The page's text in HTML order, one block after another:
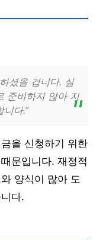
셨을 겁니다. 실
준비하지 않아 지
니다.”
을 신청하기 위한
문입니다. 재정적
양식이 많아 도
다.